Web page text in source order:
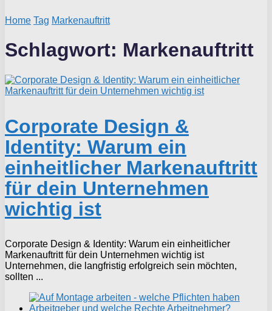
Home Tag Markenauftritt
Schlagwort: Markenauftritt
Corporate Design &
Identity: Warum ein
einheitlicher Markenauftritt
für dein Unternehmen
wichtig ist
Corporate Design & Identity: Warum ein einheitlicher
Markenauftritt für dein Unternehmen wichtig ist
Unternehmen, die langfristig erfolgreich sein möchten,
sollten ...